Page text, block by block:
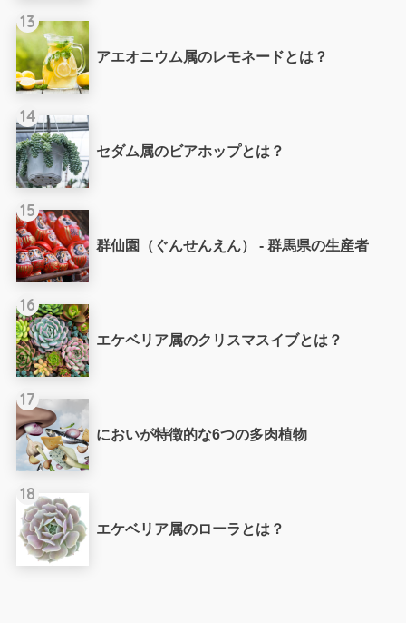
13
アエオニウム属のレモネードとは？
14
セダム属のビアホップとは？
15
群仙園（ぐんせんえん） - 群馬県の生産者
16
エケベリア属のクリスマスイブとは？
17
においが特徴的な6つの多肉植物
18
エケベリア属のローラとは？